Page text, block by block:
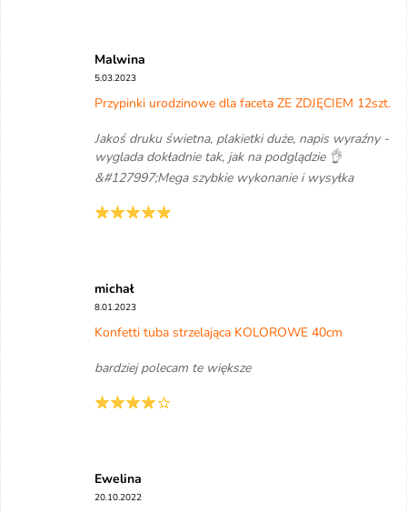
Malwina
5.03.2023
Przypinki urodzinowe dla faceta ZE ZDJĘCIEM 12szt.
Jakoś druku świetna, plakietki duże, napis wyraźny -
wyglada dokładnie tak, jak na podglądzie 👌
&#127997;Mega szybkie wykonanie i wysyłka
michał
8.01.2023
Konfetti tuba strzelająca KOLOROWE 40cm
bardziej polecam te większe
Ewelina
20.10.2022